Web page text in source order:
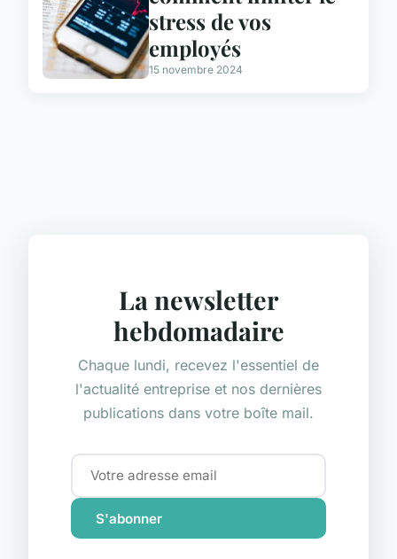
stress de vos
employés
15 novembre 2024
La newsletter
hebdomadaire
Chaque lundi, recevez l'essentiel de
l'actualité entreprise et nos dernières
publications dans votre boîte mail.
S'abonner